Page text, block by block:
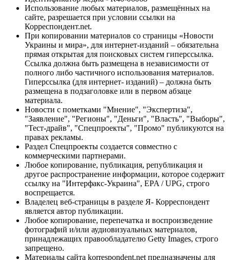
Использование любых материалов, размещённых на
сайте, разрешается при условии ссылки на
Корреспондент.net.
При копировании материалов со страницы «Новости
Украины и мира», для интернет-изданий – обязательна
прямая открытая для поисковых систем гиперссылка.
Ссылка должна быть размещена в независимости от
полного либо частичного использования материалов.
Гиперссылка (для интернет- изданий) – должна быть
размещена в подзаголовке или в первом абзаце
материала.
Новости с пометками "Мнение", "Экспертиза",
"Заявление", "Регионы", "Деньги", "Власть", "Выборы",
"Тест-драйв", "Спецпроекты", "Промо" публикуются на
правах рекламы.
Раздел Спецпроекты создается совместно с
коммерческими партнерами.
Любое копирование, публикация, републикация и
другое распространение информации, которое содержит
ссылку на "Интерфакс-Украина", EPA / UPG, строго
воспрещается.
Владелец веб-страницы в разделе Я- Корреспондент
является автор публикации.
Любое копирование, перепечатка и воспроизведение
фотографий и/или аудиовизуальных материалов,
принадлежащих правообладателю Getty Images, строго
запрещено.
Материалы сайта korrespondent.net предназначены для